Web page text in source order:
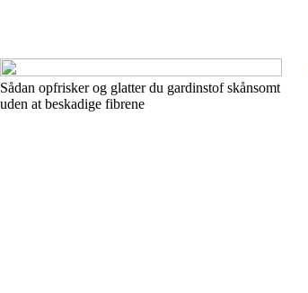
Sådan opfrisker og glatter du gardinstof skånsomt
uden at beskadige fibrene